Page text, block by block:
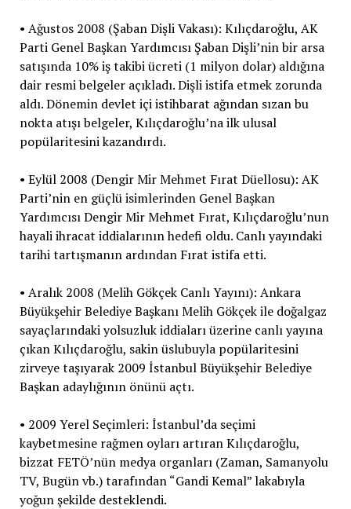
• Ağustos 2008 (Şaban Dişli Vakası): Kılıçdaroğlu, AK
Parti Genel Başkan Yardımcısı Şaban Dişli’nin bir arsa
satışında 10% iş takibi ücreti (1 milyon dolar) aldığına
dair resmi belgeler açıkladı. Dişli istifa etmek zorunda
aldı. Dönemin devlet içi istihbarat ağından sızan bu
nokta atışı belgeler, Kılıçdaroğlu’na ilk ulusal
popülaritesini kazandırdı.
• Eylül 2008 (Dengir Mir Mehmet Fırat Düellosu): AK
Parti’nin en güçlü isimlerinden Genel Başkan
Yardımcısı Dengir Mir Mehmet Fırat, Kılıçdaroğlu’nun
hayali ihracat iddialarının hedefi oldu. Canlı yayındaki
tarihi tartışmanın ardından Fırat istifa etti.
• Aralık 2008 (Melih Gökçek Canlı Yayını): Ankara
Büyükşehir Belediye Başkanı Melih Gökçek ile doğalgaz
sayaçlarındaki yolsuzluk iddiaları üzerine canlı yayına
çıkan Kılıçdaroğlu, sakin üslubuyla popülaritesini
zirveye taşıyarak 2009 İstanbul Büyükşehir Belediye
Başkan adaylığının önünü açtı.
• 2009 Yerel Seçimleri: İstanbul’da seçimi
kaybetmesine rağmen oyları artıran Kılıçdaroğlu,
bizzat FETÖ’nün medya organları (Zaman, Samanyolu
TV, Bugün vb.) tarafından “Gandi Kemal” lakabıyla
yoğun şekilde desteklendi.